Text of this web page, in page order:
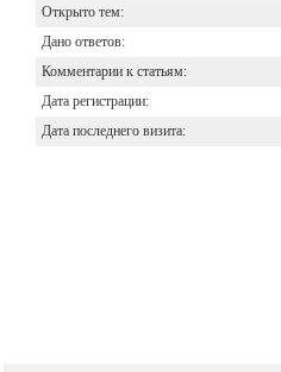
Открыто тем:
Дано ответов:
Комментарии к статьям:
Дата регистрации:
Дата последнего визита: